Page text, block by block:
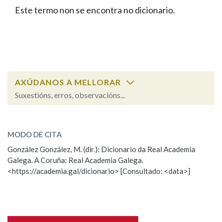
FIGURAS HOMENAXEADAS
PORTAL DAS PALABRAS
Facebook
TwitterYoutubeInstagram
Bluesky
BUSCAR NOS LEMAS
Remata por
BUSCAR NO CONTIDO
Nas definicións
Este termo non se encontra no dicionario.
AXÚDANOS A MELLORAR
Suxestións, erros, observacións...
Observación
Nome
MODO DE CITA
González González, M. (dir.): Dicionario da Real Academia
Galega. A Coruña: Real Academia Galega.
<https://academia.gal/dicionario> [Consultado: <data>]